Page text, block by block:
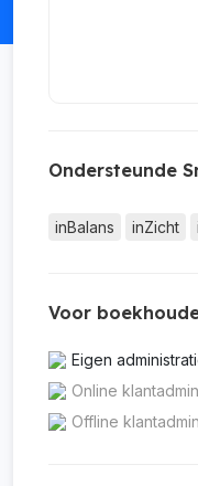
Ondersteunde
inBalans inZicht
Voor
Eigen
Online
Offline